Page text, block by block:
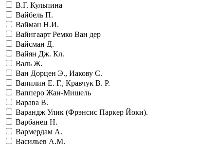
В.Г. Кульпина
Вайбель П.
Вайман Н.И.
Вайнгаарт Ремко Ван дер
Вайсман Д.
Вайян Дж. Кл.
Валь Ж.
Ван Дорцен Э., Иакову С.
Вапилин Е. Г., Кравчук В. Р.
Вапперо Жан-Мишель
Варава В.
Варандж Улик (Фрэнсис Паркер Йоки).
Варбанец Н.
Вармердам А.
Васильев А.М.